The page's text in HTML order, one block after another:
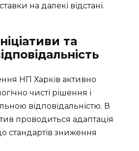
на далекі відстані.
та
НП Харків активно
чисті рішення і
відповідальністю. В
проводиться адаптація
стандартів зниження